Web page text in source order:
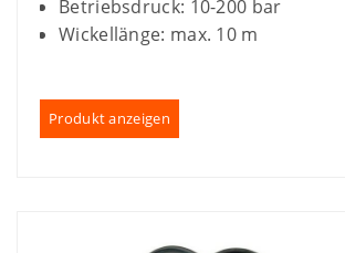
Betriebsdruck: 10-200 bar
Wickellänge: max. 10 m
Produkt anzeigen